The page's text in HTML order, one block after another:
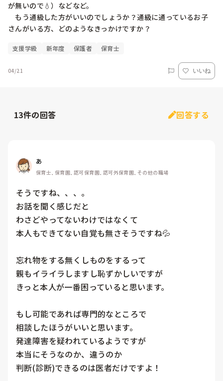
が無いので💧）などなど。
もう通級した方がいいのでしょうか？通級に通っているお子
さんがいる方、どのようなきっかけですか？
支援学級 新年度 保護者 保育士
04/21 いいね
13件の回答 回答する
あ
保育士, 保育園, 認可保育園, 認可外保育園, その他の職場
そうですね、、、。
お話を聞く感じだと
わさどやってないわけではなくて
本人もできてない自覚も無さそうですね💦
忘れ物をする無くしものをするって
親もイライラしますし恥ずかしいですが
きっと本人が一番困っていると思います。
もし可能であれば専門的なところで
相談したほうがいいと思います。
発達障害を疑われているようですが
本当にそうなのか、違うのか
判断(診断)できるのは医者だけですよ！